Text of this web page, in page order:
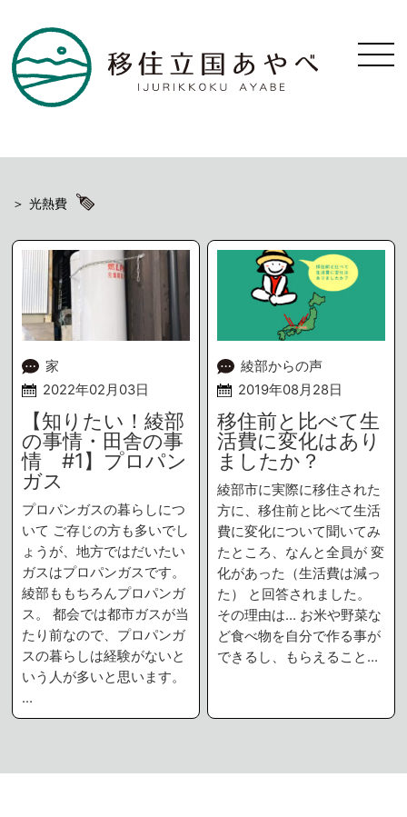
光熱費
家
2022年02月03日
【知りたい！綾部
の事情・田舎の事
情 #1】プロパン
ガス
プロパンガスの暮らしにつ
いて ご存じの方も多いでし
ょうが、地方ではだいたい
ガスはプロパンガスです。
綾部ももちろんプロパンガ
ス。 都会では都市ガスが当
たり前なので、プロパンガ
スの暮らしは経験がないと
いう人が多いと思います。
…
綾部からの声
2019年08月28日
移住前と比べて生
活費に変化はあり
ましたか？
綾部市に実際に移住された
方に、移住前と比べて生活
費に変化について聞いてみ
たところ、なんと全員が 変
化があった（生活費は減っ
た） と回答されました。
その理由は… お米や野菜な
ど食べ物を自分で作る事が
できるし、もらえること…